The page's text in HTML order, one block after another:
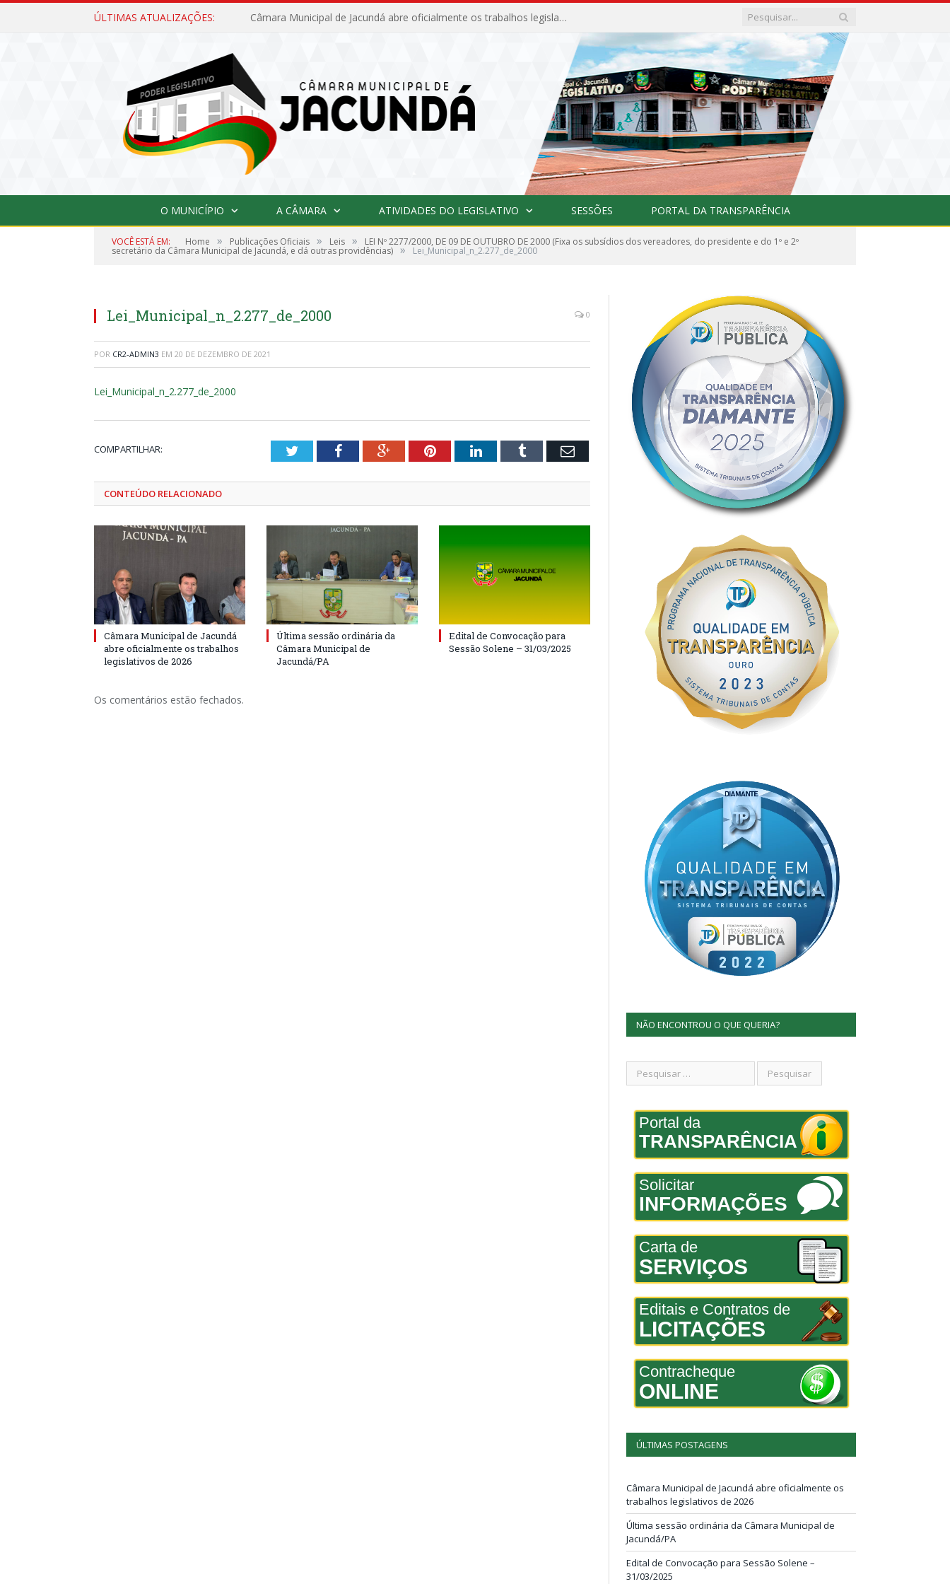
ÚLTIMAS ATUALIZAÇÕES: Câmara Municipal de Jacundá abre oficialmente os trabalhos legislativos de 2026
O MUNICÍPIO A CÂMARA ATIVIDADES DO LEGISLATIVO SESSÕES PORTAL DA TRANSPARÊNCIA
VOCÊ ESTÁ EM: Home » Publicações Oficiais » Leis » LEI Nº 2277/2000, DE 09 DE OUTUBRO DE 2000 (Fixa os subsídios dos vereadores, do presidente e do 1º e 2º
secretário da Câmara Municipal de Jacundá, e dá outras providências) » Lei_Municipal_n_2.277_de_2000
Lei_Municipal_n_2.277_de_2000 0
POR CR2-ADMIN3 EM 20 DE DEZEMBRO DE 2021
Lei_Municipal_n_2.277_de_2000
COMPARTILHAR: TwitterFacebookGoogle+PinterestLinkedInTumblr Email
CONTEÚDO RELACIONADO
Câmara Municipal de Jacundá
abre oficialmente os trabalhos
legislativos de 2026
Última sessão ordinária da
Câmara Municipal de
Jacundá/PA
Edital de Convocação para
Sessão Solene – 31/03/2025
Os comentários estão fechados.
NÃO ENCONTROU O QUE QUERIA?
Portal da
TRANSPARÊNCIA
Solicitar
INFORMAÇÕES
Carta de
SERVIÇOS
Editais e Contratos de
LICITAÇÕES
Contracheque
ONLINE
ÚLTIMAS POSTAGENS
Câmara Municipal de Jacundá abre oficialmente os
trabalhos legislativos de 2026
Última sessão ordinária da Câmara Municipal de
Jacundá/PA
Edital de Convocação para Sessão Solene –
31/03/2025